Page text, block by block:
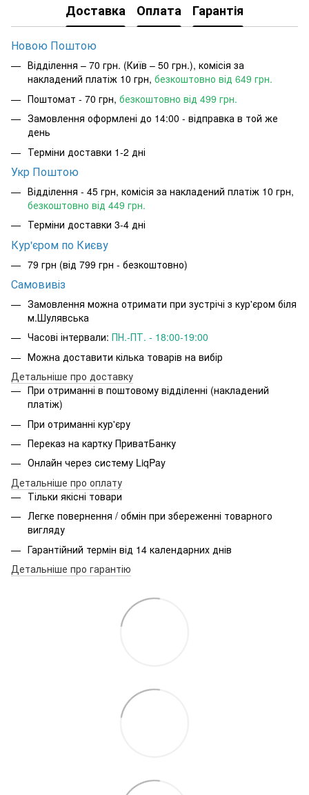
Доставка Оплата Гарантія
Новою Поштою
Відділення – 70 грн. (Київ – 50 грн.), комісія за
накладений платіж 10 грн, безкоштовно від 649 грн.
Поштомат - 70 грн, безкоштовно від 499 грн.
Замовлення оформлені до 14:00 - відправка в той же
день
Терміни доставки 1-2 дні
Укр Поштою
Відділення - 45 грн, комісія за накладений платіж 10 грн,
безкоштовно від 449 грн.
Терміни доставки 3-4 дні
Кур'єром по Києву
79 грн (від 799 грн - безкоштовно)
Самовивіз
Замовлення можна отримати при зустрічі з кур'єром біля
м.Шулявська
Часові інтервали: ПН.-ПТ. - 18:00-19:00
Можна доставити кілька товарів на вибір
Детальніше про доставку
При отриманні в поштовому відділенні (накладений
платіж)
При отриманні кур'єру
Переказ на картку ПриватБанку
Онлайн через систему LiqPay
Детальніше про оплату
Тільки якісні товари
Легке повернення / обмін при збереженні товарного
вигляду
Гарантійний термін від 14 календарних днів
Детальніше про гарантію